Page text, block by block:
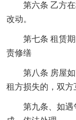
第六条 乙方
改动。
第七条 租赁
责修缮
第八条 房屋
租方损失的，双方
第九条、如